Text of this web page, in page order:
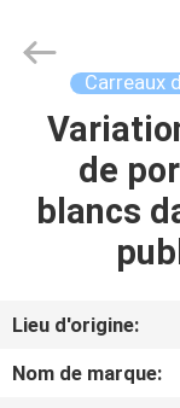
MAISON
VIDÉOS
CERAMICS
Reserved.
Carreaux
de
blancs
Lieu d'origine:
Nom de marque: